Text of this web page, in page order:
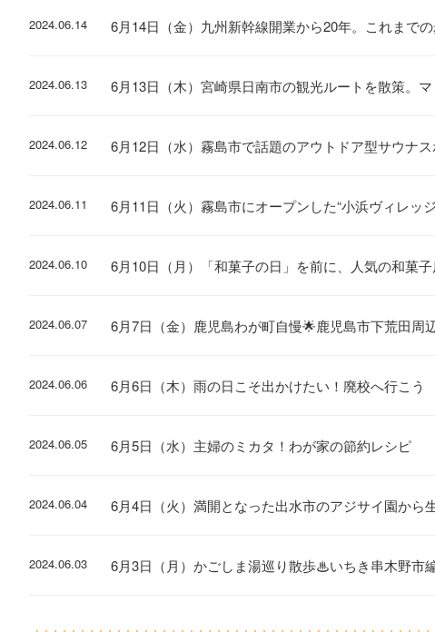
2024.06.14 6月14日（金）九州新幹線開業から20年。これまで
2024.06.13 6月13日（木）宮崎県日南市の観光ルートを散策。
2024.06.12 6月12日（水）霧島市で話題のアウトドア型サウナ
2024.06.11 6月11日（火）霧島市にオープンした“小浜ヴィレッジ
2024.06.10 6月10日（月）「和菓子の日」を前に、人気の和菓
2024.06.07 6月7日（金）鹿児島わが町自慢🌟鹿児島市下荒田周
2024.06.06 6月6日（木）雨の日こそ出かけたい！廃校へ行こう
2024.06.05 6月5日（水）主婦のミカタ！わが家の節約レシピ
2024.06.04 6月4日（火）満開となった出水市のアジサイ園から
2024.06.03 6月3日（月）かごしま湯巡り散歩♨いちき串木野市